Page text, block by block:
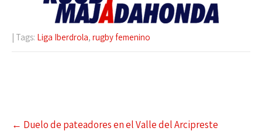
| Tags: Liga Iberdrola, rugby femenino
← Duelo de pateadores en el Valle del Arcipreste